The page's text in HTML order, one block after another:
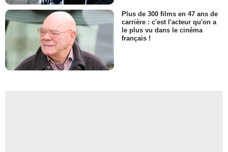
Plus de 300 films en 47 ans de
carrière : c'est l'acteur qu'on a
le plus vu dans le cinéma
français !